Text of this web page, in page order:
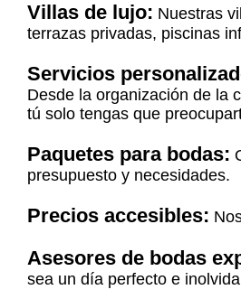
Villas de lujo: Nuestras
terrazas privadas, piscinas
Servicios
Desde la organización de la
tú solo tengas que
Paquetes para bodas:
presupuesto y necesidades.
Precios accesibles:
Asesores de bodas
sea un día perfecto e